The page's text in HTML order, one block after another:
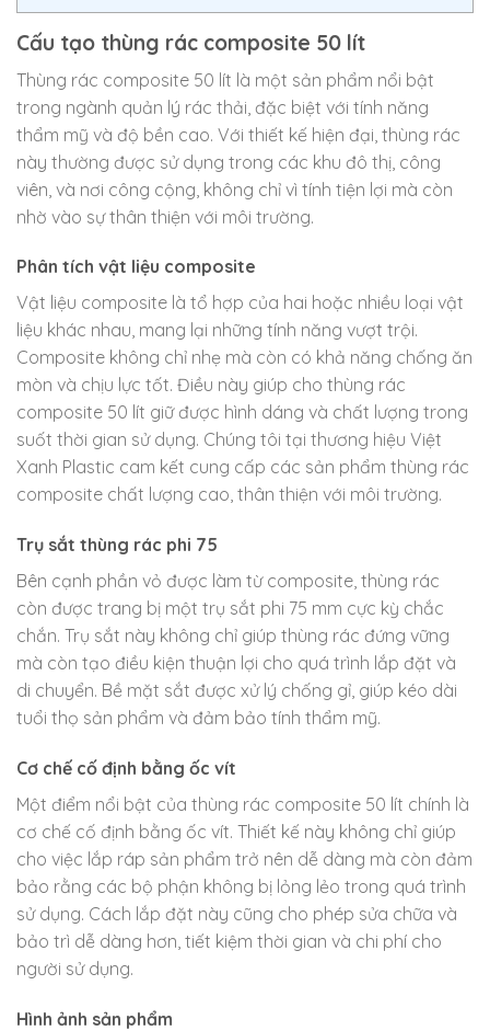
Cấu tạo thùng rác composite 50 lít
Thùng rác composite 50 lít là một sản phẩm nổi bật
trong ngành quản lý rác thải, đặc biệt với tính năng
thẩm mỹ và độ bền cao. Với thiết kế hiện đại, thùng rác
này thường được sử dụng trong các khu đô thị, công
viên, và nơi công cộng, không chỉ vì tính tiện lợi mà còn
nhờ vào sự thân thiện với môi trường.
Phân tích vật liệu composite
Vật liệu composite là tổ hợp của hai hoặc nhiều loại vật
liệu khác nhau, mang lại những tính năng vượt trội.
Composite không chỉ nhẹ mà còn có khả năng chống ăn
mòn và chịu lực tốt. Điều này giúp cho thùng rác
composite 50 lít giữ được hình dáng và chất lượng trong
suốt thời gian sử dụng. Chúng tôi tại thương hiệu Việt
Xanh Plastic cam kết cung cấp các sản phẩm thùng rác
composite chất lượng cao, thân thiện với môi trường.
Trụ sắt thùng rác phi 75
Bên cạnh phần vỏ được làm từ composite, thùng rác
còn được trang bị một trụ sắt phi 75 mm cực kỳ chắc
chắn. Trụ sắt này không chỉ giúp thùng rác đứng vững
mà còn tạo điều kiện thuận lợi cho quá trình lắp đặt và
di chuyển. Bề mặt sắt được xử lý chống gỉ, giúp kéo dài
tuổi thọ sản phẩm và đảm bảo tính thẩm mỹ.
Cơ chế cố định bằng ốc vít
Một điểm nổi bật của thùng rác composite 50 lít chính là
cơ chế cố định bằng ốc vít. Thiết kế này không chỉ giúp
cho việc lắp ráp sản phẩm trở nên dễ dàng mà còn đảm
bảo rằng các bộ phận không bị lỏng lẻo trong quá trình
sử dụng. Cách lắp đặt này cũng cho phép sửa chữa và
bảo trì dễ dàng hơn, tiết kiệm thời gian và chi phí cho
người sử dụng.
Hình ảnh sản phẩm